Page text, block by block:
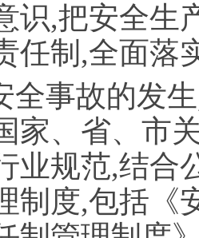
识,把安全生
任制,全面落
全事故的发
家、省、市
业规范,结合
制度,包括《